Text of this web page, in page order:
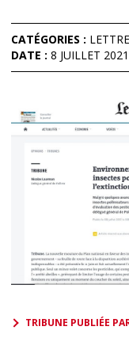
CATÉGORIES :
DATE : 8 JUILLET 2021
TRIBUNE PUBLIÉE